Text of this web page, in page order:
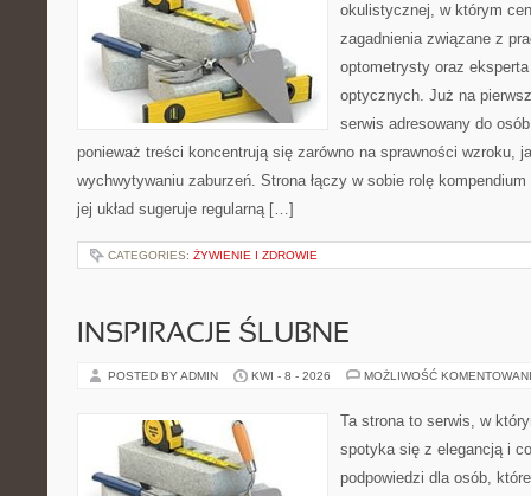
okulistycznej, w którym
zagadnienia związane z
optometrysty oraz
optycznych. Już na
serwis adresowany do
ponieważ treści koncentrują się zarówno na sprawności wzroku,
wychwytywaniu zaburzeń. Strona łączy w sobie rolę
jej układ sugeruje regularną […]
CATEGORIES: ŻYWIENIE I ZDROWIE
INSPIRACJE ŚLUBNE
POSTED BY ADMIN KWI - 8 - 2026 MOŻLIWOŚĆ
Ta strona to serwis, w
spotyka się z elegancją i
podpowiedzi dla osób,